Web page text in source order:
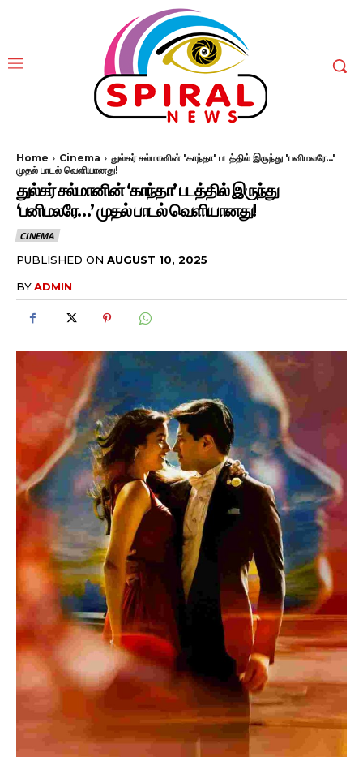
Home Cinema
துல்கர் சல்மானின் 'காந்தா' படத்தில் இருந்து 'பனிமலரே...'
முதல் பாடல் வெளியானது!
துல்கர் சல்மானின் ‘காந்தா’ படத்தில் இருந்து
‘பனிமலரே…’ முதல் பாடல் வெளியானது!
CINEMA
PUBLISHED ON AUGUST 10, 2025
BYADMIN